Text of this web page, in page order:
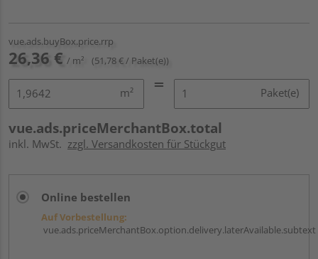
vue.ads.buyBox.price.rrp
26,36 € / m² (51,78 € / Paket(e))
m² Paket(e)
vue.ads.priceMerchantBox.total
inkl. MwSt. zzgl. Versandkosten für Stückgut
Online bestellen
Auf Vorbestellung:
vue.ads.priceMerchantBox.option.delivery.laterAvailable.subtext